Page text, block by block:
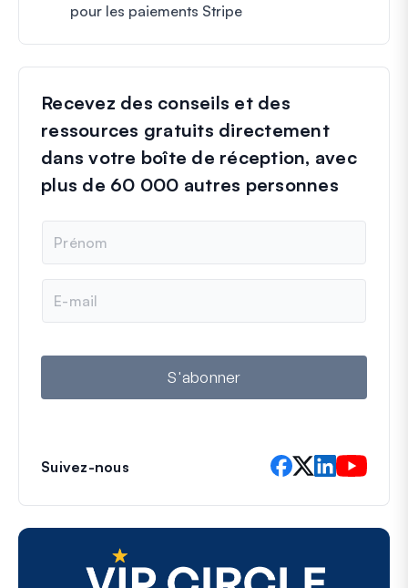
pour les paiements Stripe
Recevez des conseils et des
ressources gratuits directement
dans votre boîte de réception, avec
plus de 60 000 autres personnes
m
m
i
S'abonner
Suivez-nous